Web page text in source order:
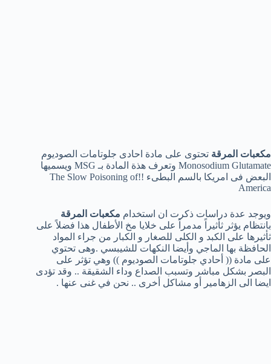
مكعبات المرقة تحتوى على مادة احادى جلوتامات الصوديوم
Monosodium Glutamate وتعرف هذة المادة بـ MSG ويسميها
البعض فى امريكا بالسم البطىء !!The Slow Poisoning of
America
ويوجد عدة دراسات ذكرت ان استخدام مكعبات المرقة
بانتظام يؤثر ثأثيراً مدمراً على خلايا مخ الأطفال هذا فضلاً على
ثأثيرها على الكبد و الكلى للصغار و الكبار من جراء المواد
الحافظة بها الماجي وأيضا النكهات للشيبسي .وهى تحتوي
على مادة (( أحادي جلوتامات الصوديوم )) وهي تؤثر على
البصر بشكل مباشر وتسبب الصداع وداء الشقيقة .. وقد تؤدى
ايضا الى الزهامير أو مشاكل أخرى .. نحن في غنى عنها .